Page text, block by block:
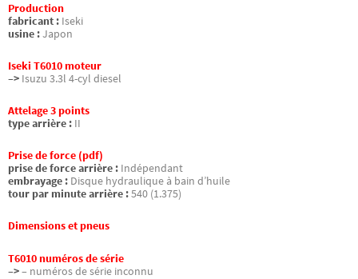
Production
fabricant : Iseki
usine :Japon
Iseki T6010 moteur
–> Isuzu 3.3l 4-cyl diesel
Attelage 3 points
type arrière : II
Prise de force (pdf)
prise de force arrière : Indépendant
embrayage : Disque hydraulique à bain d’huile
tour par minute arrière :540 (1.375)
Dimensions et pneus
T6010 numéros de série
–>– numéros de série inconnu